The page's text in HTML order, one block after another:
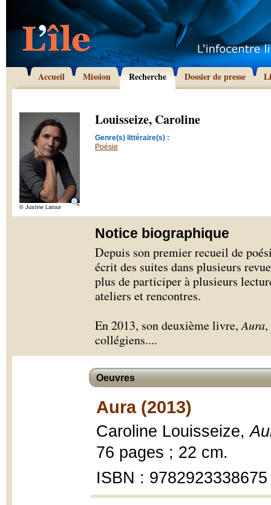
Accueil Mission Recherche Dossier de presse
© Justine Latour
Louisseize, Caroline
Genre(s) littéraire(s) :
Poésie
Notice biographique
Depuis son premier recueil de
écrit des suites dans plusieurs
plus de participer à plusieurs
ateliers et rencontres.
En 2013, son deuxième livre,Aura
collégiens....
Oeuvres
Aura (2013)
Caroline Louisseize,
76 pages ; 22 cm.
ISBN : 9782923338675